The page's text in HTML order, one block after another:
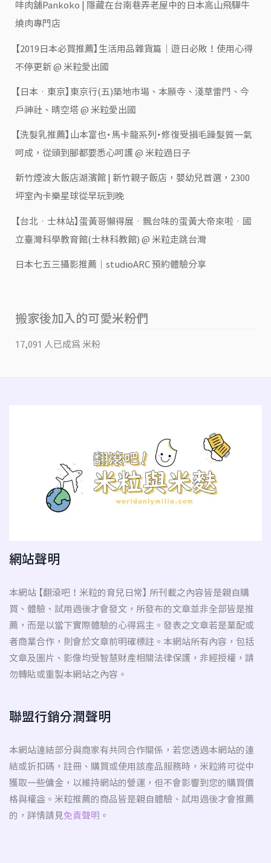
㕩肉舖Pankoko | 隱藏在台南巷弄老屋中的日本高山飛驒牛
燒肉專門店
【2019日本必買推薦】生活用品雜貨篇｜遊日必敗！使用心得
不停更新 @ 米粒愛出國
【日本‧東京】東京行(五)築地市場、本願寺、淺草雷門、今
戶神社、晴空塔 @ 米粒愛出國
【洗髮乳推薦】山本富也・馬卡龍系列・修復受損毛躁髮質一氣
呵成，從頭到腳都要悉心呵護 @ 米粒過日子
新竹煙波大飯店湖濱館 | 新竹親子飯店，嬰幼兒首選，2300
坪室內卡樂星球從早玩到晚
【台北‧士林站】蛋黃哥懶得展‧飄台味的蛋黃大帝來啦‧國
立臺灣科學教育館(士林科教館) @ 米粒走跳台灣
日本七五三攝影推薦｜studioARC 預約體驗分享
搬家後加入的可愛米粉們
17,091 人已成為 米粉
網站聲明
本網站 【翻滾吧！米粒的育兒日常】 所刊載之內容皆是親自購
買、體驗、試用過後才會發文，所發布的文章並非全部皆是推
薦，而是以當下實際體驗的心得為主。發表之文章若是業配或
者商業合作，則會於文章前明確標註。本網站所有內容，包括
文章及圖片、影像均受智慧財產相關法律保護，非經授權，請
勿轉貼或重製本網站之內容。
聯盟行銷分潤聲明
本網站連結部分與商家有共同合作關係，若您透過本網站的連
結或折扣碼，註冊、購買或使用該產品服務時，米粒將可從中
獲取一些傭金，以維持網站的營運，但不會影響到您的購買價
格與權益。米粒推薦的商品皆是親自體驗、試用過後才會推薦
的，詳情請見免責聲明 。